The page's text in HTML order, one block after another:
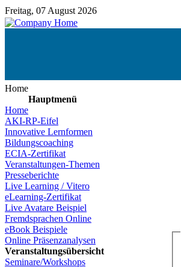
Freitag, 07 August 2026
Home
Hauptmenü
Home
AKI-RP-Eifel
Innovative Lernformen
Bildungscoaching
ECIA-Zertifikat
Veranstaltungen-Themen
Presseberichte
Live Learning / Vitero
eLearning-Zertifikat
Live Avatare Beispiel
Fremdsprachen Online
eBook Beispiele
Online Präsenzanalysen
Veranstaltungsübersicht
Seminare/Workshops